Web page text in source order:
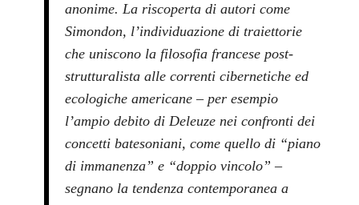
anonime. La riscoperta di autori come
Simondon, l’individuazione di traiettorie
che uniscono la filosofia francese post-
strutturalista alle correnti cibernetiche ed
ecologiche americane – per esempio
l’ampio debito di Deleuze nei confronti dei
concetti batesoniani, come quello di “piano
di immanenza” e “doppio vincolo” –
segnano la tendenza contemporanea a